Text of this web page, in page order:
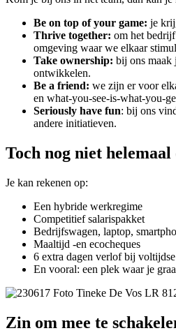
Be on top of your game: je
Thrive together: om het
omgeving waar we elkaar
Take ownership: bij ons maak
ontwikkelen.
Be a friend: we zijn er voor
en what-you-see-is-what-you-
Seriously have fun: bij ons
andere initiatieven.
Toch nog niet
Je kan rekenen op:
Een hybride werkregime
Competitief salarispakket
Bedrijfswagen, laptop,
Maaltijd -en ecocheques
6 extra dagen verlof bij
En vooral: een plek waar je
Zin om mee te